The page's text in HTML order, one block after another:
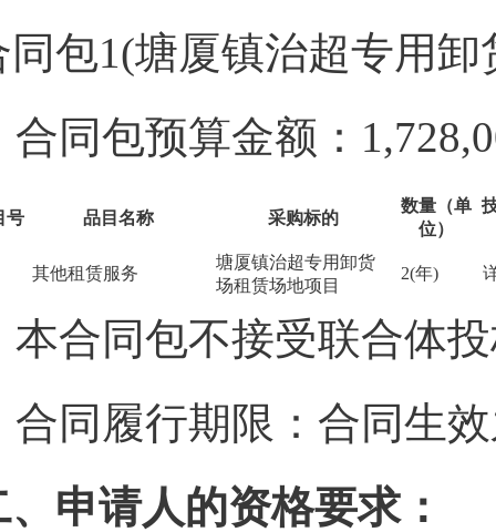
同包1(塘厦镇治超专用
合同包预算金额：
号 品目名称 采购标的
数量（单
位）
其他租赁服务
塘厦镇治超专用卸货
场租赁场地项目
2(年)
本合同包不接受联合体
合同履行期限： 合同生
、申请人的资格要求：